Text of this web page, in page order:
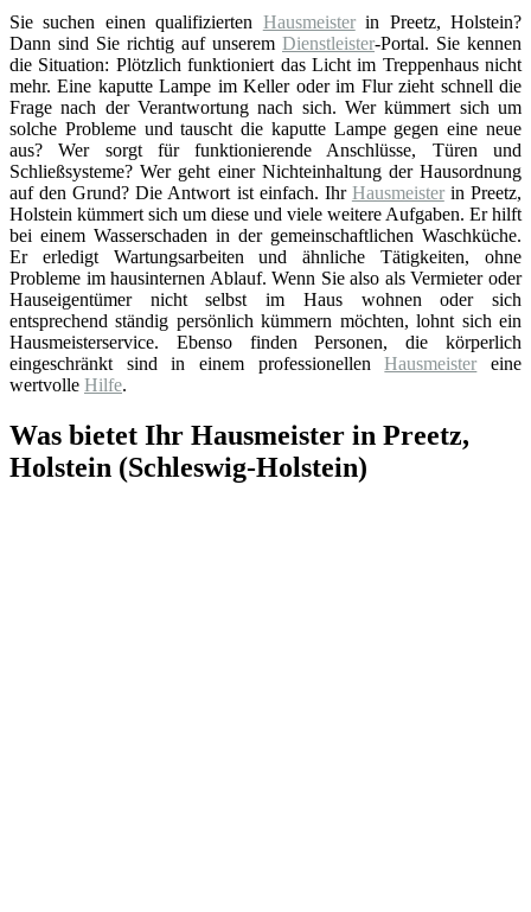
Sie suchen einen qualifizierten Hausmeisterin Preetz, Holstein?
Dann sind Sie richtig auf unserem Dienstleister-Portal. Sie kennen
die Situation: Plötzlich funktioniert das Licht im Treppenhaus nicht
mehr. Eine kaputte Lampe im Keller oder im Flur zieht schnell die
Frage nach der Verantwortung nach sich. Wer kümmert sich um
solche Probleme und tauscht die kaputte Lampe gegen eine neue
aus? Wer sorgt für funktionierende Anschlüsse, Türen und
Schließsysteme? Wer geht einer Nichteinhaltung der Hausordnung
auf den Grund? Die Antwort ist einfach. Ihr Hausmeisterin Preetz,
Holstein kümmert sich um diese und viele weitere Aufgaben. Er hilft
bei einem Wasserschaden in der gemeinschaftlichen Waschküche.
Er erledigt Wartungsarbeiten und ähnliche Tätigkeiten, ohne
Probleme im hausinternen Ablauf. Wenn Sie also als Vermieter oder
Hauseigentümer nicht selbst im Haus wohnen oder sich
entsprechend ständig persönlich kümmern möchten, lohnt sich ein
Hausmeisterservice. Ebenso finden Personen, die körperlich
eingeschränkt sind in einem professionellenHausmeister eine
wertvolle Hilfe.
Was bietet Ihr Hausmeister in Preetz,
Holstein (Schleswig-Holstein)